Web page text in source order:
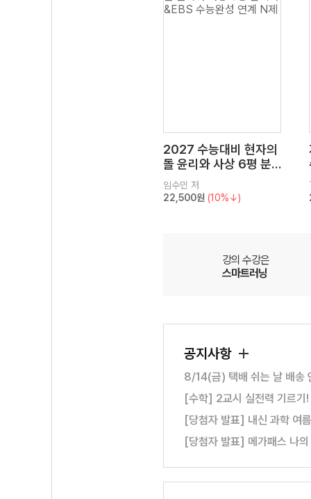
2027 수능대비 현자의
돌 윤리와 사상 6평 분
석서&EBS 수능완성 연
계 N제
임수민 저
22,500원 (10%↓)
강의 수강은
스마트러닝
공지사항
8/14(금) 택배 쉬는 날 배송
[수학] 2교시 실전력 기르기
[당첨자 발표] 내신 과학 여
[당첨자 발표] 메가패스 나